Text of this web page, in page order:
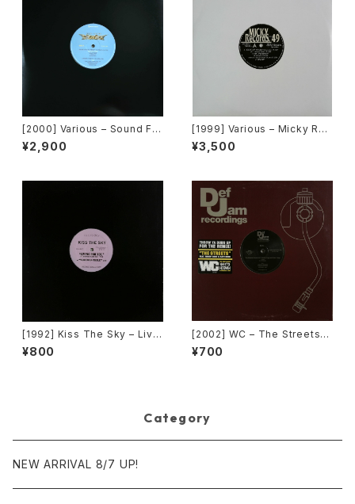
[2000] Various – Sound Fa
ctory Y&Co. / Back To The
"Disco" 〜私もDiscoへ連れ
¥2,900
[1999] Various – Micky Rec
ord Vol. 49 [Micky Record
s Inc.][PROMO]
¥3,500
[1992] Kiss The Sky – Livin
g For You / Voodoo Chile /
What Does It Take? / Don't
¥800
[2002] WC – The Streets
(Remix) [Def Jam Recordin
gs][PROMO]
¥700
Category
NEW ARRIVAL 8/7 UP!